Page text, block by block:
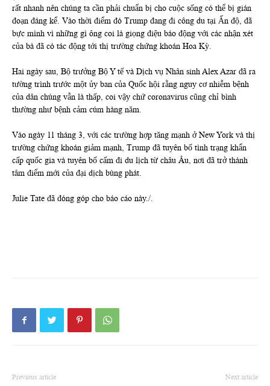
rất nhanh nên chúng ta cần phải chuẩn bị cho cuộc sống có thể bị gián
đoạn đáng kể. Vào thời điểm đó Trump đang đi công du tại Ấn độ, đã
bực mình vì những gì ông coi là giọng điệu báo động với các nhận xét
của bà đã có tác động tới thị trường chứng khoán Hoa Kỳ.
Hai ngày sau, Bộ trưởng Bộ Y tế và Dịch vụ Nhân sinh Alex Azar đã ra
tường trình trước một ủy ban của Quốc hội rằng nguy cơ nhiễm bệnh
của dân chúng vẫn là thấp, coi vậy chứ coronavirus cũng chỉ bình
thường như bệnh cảm cúm hàng năm.
Vào ngày 11 tháng 3, với các trường hợp tăng mạnh ở New York và thị
trường chứng khoán giảm mạnh, Trump đã tuyên bố tình trạng khẩn
cấp quốc gia và tuyên bố cấm đi du lịch từ châu Âu, nơi đã trở thành
tâm điểm mới của đại dịch bùng phát.
Julie Tate đã đóng góp cho báo cáo này./.
Previous article Next article